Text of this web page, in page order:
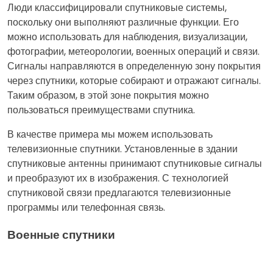
Люди классифицировали спутниковые системы,
поскольку они выполняют различные функции. Его
можно использовать для наблюдения, визуализации,
фотографии, метеорологии, военных операций и связи.
Сигналы направляются в определенную зону покрытия
через спутники, которые собирают и отражают сигналы.
Таким образом, в этой зоне покрытия можно
пользоваться преимуществами спутника.
В качестве примера мы можем использовать
телевизионные спутники. Установленные в здании
спутниковые антенны принимают спутниковые сигналы
и преобразуют их в изображения. С технологией
спутниковой связи предлагаются телевизионные
программы или телефонная связь.
Военные спутники